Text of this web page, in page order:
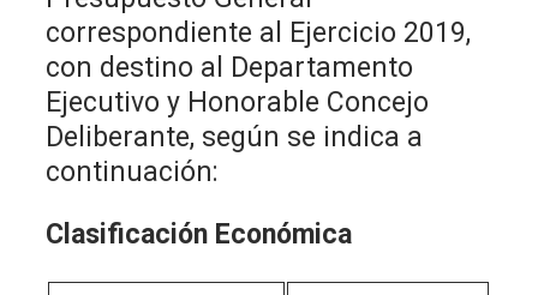
correspondiente al Ejercicio 2019,
con destino al Departamento
Ejecutivo y Honorable Concejo
Deliberante, según se indica a
continuación:
Clasificación Económica